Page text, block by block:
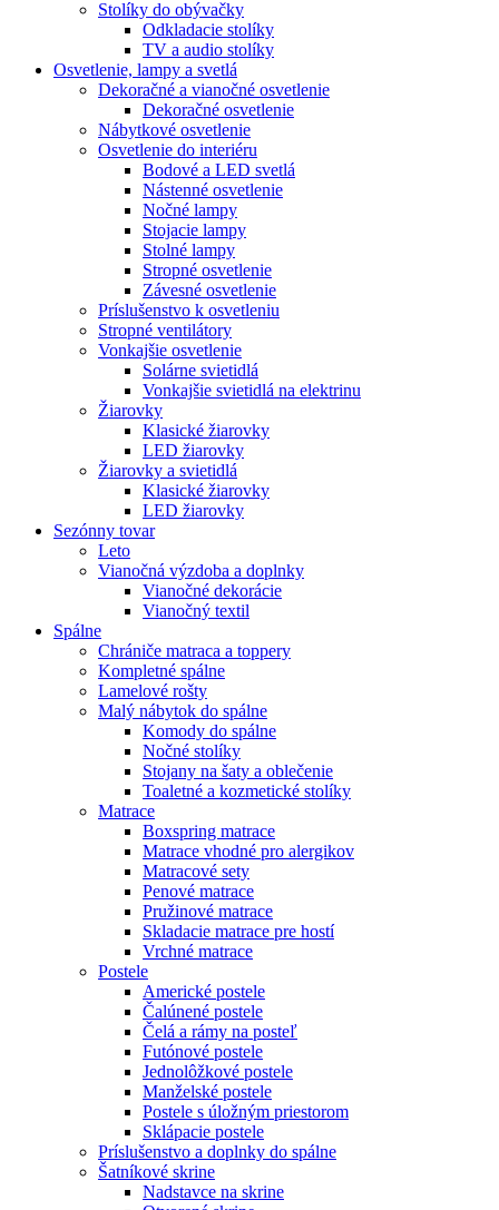
Stolíky do obývačky
Odkladacie stolíky
TV a audio stolíky
Osvetlenie, lampy a svetlá
Dekoračné a vianočné osvetlenie
Dekoračné osvetlenie
Nábytkové osvetlenie
Osvetlenie do interiéru
Bodové a LED svetlá
Nástenné osvetlenie
Nočné lampy
Stojacie lampy
Stolné lampy
Stropné osvetlenie
Závesné osvetlenie
Príslušenstvo k osvetleniu
Stropné ventilátory
Vonkajšie osvetlenie
Solárne svietidlá
Vonkajšie svietidlá na elektrinu
Žiarovky
Klasické žiarovky
LED žiarovky
Žiarovky a svietidlá
Klasické žiarovky
LED žiarovky
Sezónny tovar
Leto
Vianočná výzdoba a doplnky
Vianočné dekorácie
Vianočný textil
Spálne
Chrániče matraca a toppery
Kompletné spálne
Lamelové rošty
Malý nábytok do spálne
Komody do spálne
Nočné stolíky
Stojany na šaty a oblečenie
Toaletné a kozmetické stolíky
Matrace
Boxspring matrace
Matrace vhodné pro alergikov
Matracové sety
Penové matrace
Pružinové matrace
Skladacie matrace pre hostí
Vrchné matrace
Postele
Americké postele
Čalúnené postele
Čelá a rámy na posteľ
Futónové postele
Jednolôžkové postele
Manželské postele
Postele s úložným priestorom
Sklápacie postele
Príslušenstvo a doplnky do spálne
Šatníkové skrine
Nadstavce na skrine